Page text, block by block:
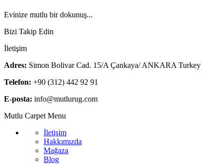
Evinize mutlu bir dokunuş...
Bizi Takip Edin
İletişim
Adres: Simon Bolivar Cad. 15/A Çankaya/ ANKARA Turkey
Telefon: +90 (312) 442 92 91
E-posta: info@mutlurug.com
Mutlu Carpet Menu
İletişim
Hakkımızda
Mağaza
Blog